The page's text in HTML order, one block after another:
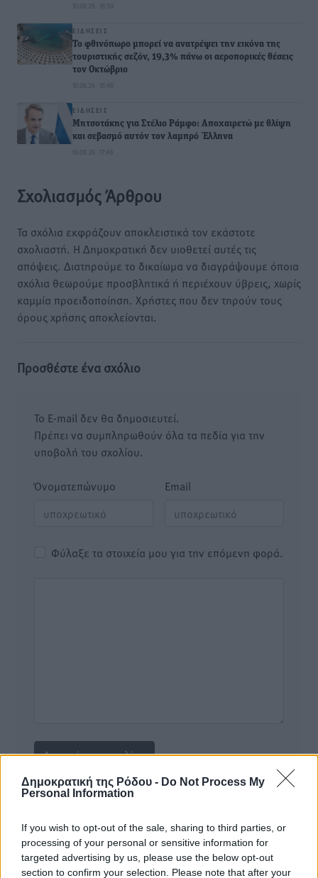
Δημοκρατική της Ρόδου - Do Not Process My
Personal Information
If you wish to opt-out of the sale, sharing to third parties, or
processing of your personal or sensitive information for
targeted advertising by us, please use the below opt-out
section to confirm your selection. Please note that after your
10.08.26 · 18:59
ΕΙΔΉΣΕΙΣ
Το φθινόπωρο μπορεί να ανατρέψει την εικόνα της
τουριστικής σεζόν, 19,3% πάνω οι αεροπορικές θέσεις
τον Οκτώβριο
10.08.26 · 18:48
ΕΙΔΉΣΕΙΣ
Μητσοτάκης για Στέλιο Ράμφο: Αποχαιρετώ με θλίψη
και σεβασμό αυτόν τον λαμπρό Έλληνα
10.08.26 · 17:49
Σχολιασμός Άρθρου
Τα σχόλια εκφράζουν αποκλειστικά τον εκάστοτε
σχολιαστή. Η Δημοκρατική δεν υιοθετεί αυτές τις
απόψεις. Διατηρούμε το δικαίωμα να διαγράψουμε όποια
σχόλια θεωρούμε προσβλητικά ή περιέχουν ύβρεις, χωρίς
καμμία προειδοποίηση. Χρήστες που δεν τηρούν τους
όρους χρήσης αποκλείονται.
Προσθέστε ένα σχόλιο
Το E-mail δεν θα δημοσιευτεί.
Πρέπει να συμπληρωθούν όλα τα πεδία για την
υποβολή του σχολίου.
Όνοματεπώνυμο Email
Φύλαξε τα στοιχεία μου για την επόμενη φορά.
Για την μερική αναπαραγωγή της είδησης από άλλες
ιστοσελίδες είναι απαραίτητη η χρήση του παρακάτω